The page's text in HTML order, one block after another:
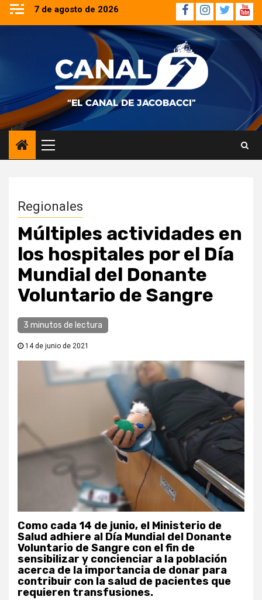
Saltar
contenido
7 de agosto de 2026 Facebook
Instagram
Twitter
Menú
principal
Regionales
Múltiples actividades en
los hospitales por el Día
Mundial del Donante
Voluntario de Sangre
3 minutos de lectura
14 de junio de 2021
Como cada 14 de junio, el Ministerio de
Salud adhiere al Día Mundial del Donante
Voluntario de Sangre con el fin de
sensibilizar y concienciar a la población
acerca de la importancia de donar para
contribuir con la salud de pacientes que
requieren transfusiones.